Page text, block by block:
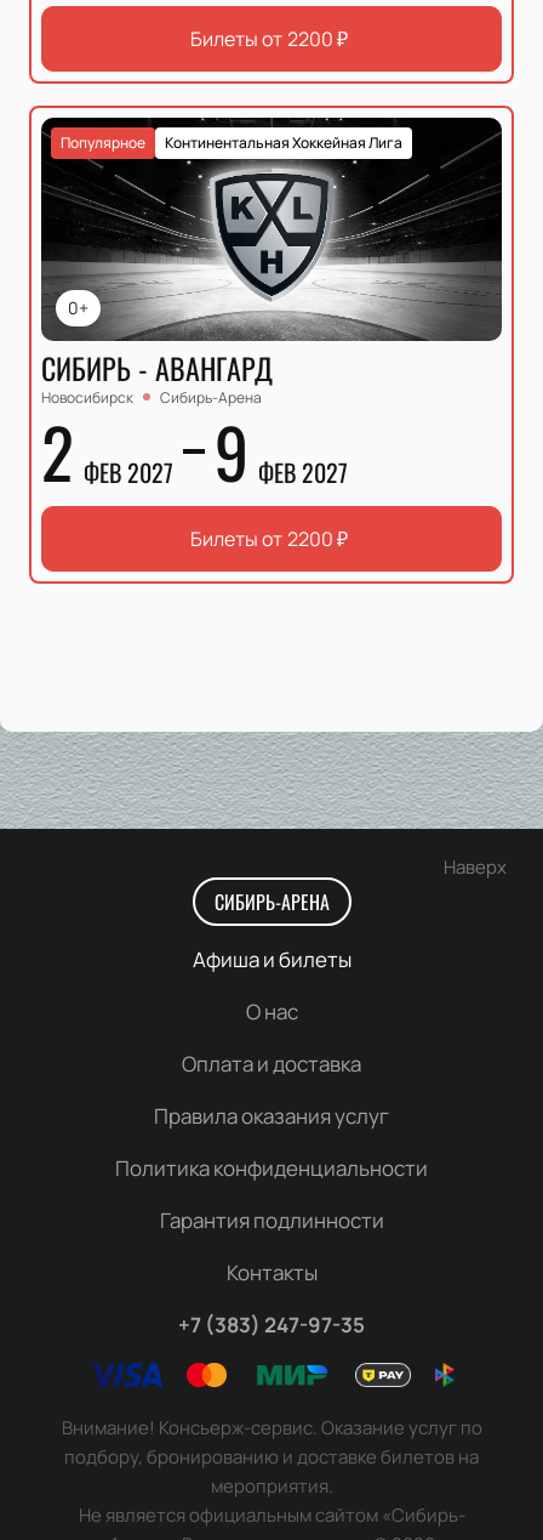
Билеты от2200₽
0+
Континентальная Хоккейная Лига
Популярное
СИБИРЬ - АВАНГАРД
Новосибирск Сибирь-Арена
2 ФЕВ 2027 9 ФЕВ 2027
Билеты от2200₽
Наверх
СИБИРЬ-АРЕНА
Афиша и билеты
О нас
Оплата и доставка
Правила оказания услуг
Политика конфиденциальности
Гарантия подлинности
Контакты
+7 (383) 247-97-35
Внимание! Консьерж-сервис. Оказание услуг по
подбору, бронированию и доставке билетов на
мероприятия.
Не является официальным сайтом «Сибирь-